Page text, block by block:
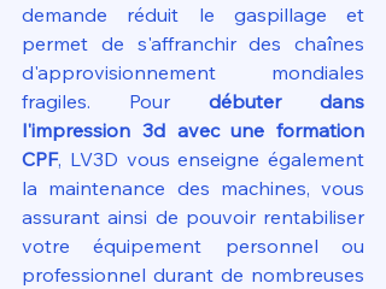
demande réduit le gaspillage et
permet de s'affranchir des chaînes
d'approvisionnement mondiales
fragiles. Pour débuter dans
l'impression 3d avec une formation
CPF, LV3D vous enseigne également
la maintenance des machines, vous
assurant ainsi de pouvoir rentabiliser
votre équipement personnel ou
professionnel durant de nombreuses